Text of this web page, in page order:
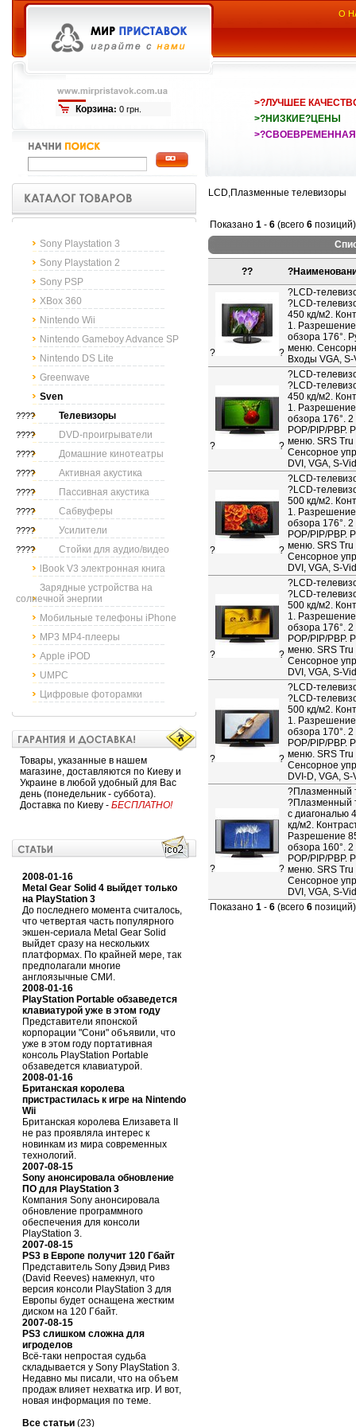
Корзина: 0 грн.
О
>?ЛУЧШЕЕ
>?НИЗКИЕ?ЦЕНЫ
Sony Playstation 3
Sony Playstation 2
Sony PSP
XBox 360
Nintendo Wii
Nintendo Gameboy Advance SP
Nintendo DS Lite
Greenwave
Sven
???? Телевизоры
???? DVD-проигрыватели
???? Домашние кинотеатры
???? Активная акустика
???? Пассивная акустика
???? Сабвуферы
???? Усилители
????
Стойки для аудио/видео
lBook V3 электронная книга
Зарядные устройства на
солнечной энергии
Мобильные телефоны iPhone
MP3 MP4-плееры
Apple iPOD
UMPC
Цифровые фоторамки
Товары, указанные в нашем
магазине, доставляются по Киеву и
Украине в любой удобный для Вас
день (понедельник - суббота).
Доставка по Киеву - БЕСПЛАТНО!
2008-01-16
Metal Gear Solid 4 выйдет только
на PlayStation 3
До последнего момента считалось,
что четвертая часть популярного
экшен-сериала Metal Gear Solid
выйдет сразу на нескольких
платформах. По крайней мере, так
предполагали многие
англоязычные СМИ.
2008-01-16
PlayStation Portable обзаведется
клавиатурой уже в этом году
Представители японской
корпорации "Сони" объявили, что
уже в этом году портативная
консоль PlayStation Portable
обзаведется клавиатурой.
2008-01-16
Британская королева
пристрастилась к игре на Nintendo
Wii
Британская королева Елизавета II
не раз проявляла интерес к
новинкам из мира современных
технологий.
2007-08-15
Sony анонсировала обновление
ПО для PlayStation 3
Компания Sony анонсировала
обновление программного
обеспечения для консоли
PlayStation 3.
2007-08-15
PS3 в Европе получит 120 Гбайт
Представитель Sony Дэвид Ривз
(David Reeves) намекнул, что
версия консоли PlayStation 3 для
Европы будет оснащена жестким
диском на 120 Гбайт.
2007-08-15
PS3 слишком сложна для
игроделов
Всё-таки непростая судьба
складывается у Sony PlayStation 3.
Недавно мы писали, что на объем
продаж влияет нехватка игр. И вот,
новая информация по теме.
Все статьи (23)
LCD,Плазменные телевизоры
Показано 1 - 6 (всего 6 позиций)
?? ?
? ?
?LCD-
?LCD-
450 кд/м2.
1.
обзора 176°.
меню.
Входы VGA,
? ?
?LCD-
?LCD-
450 кд/м2.
1.
обзора 176°.
POP/PIP/PBP.
меню. SRS Tru
Сенсорное
DVI, VGA, S-
? ?
?LCD-
?LCD-
500 кд/м2.
1.
обзора 176°.
POP/PIP/PBP.
меню. SRS Tru
Сенсорное
DVI, VGA, S-
? ?
?LCD-
?LCD-
500 кд/м2.
1.
обзора 176°.
POP/PIP/PBP.
меню. SRS Tru
Сенсорное
DVI, VGA, S-
? ?
?LCD-
?LCD-
500 кд/м2.
1.
обзора 170°.
POP/PIP/PBP.
меню. SRS Tru
Сенсорное
DVI-D, VGA,
? ?
?Плазменный
?Плазменный
с диагональю
кд/м2.
Разрешение
обзора 160°.
POP/PIP/PBP.
меню. SRS Tru
Сенсорное
DVI, VGA, S-
Показано 1 - 6 (всего 6 позиций)